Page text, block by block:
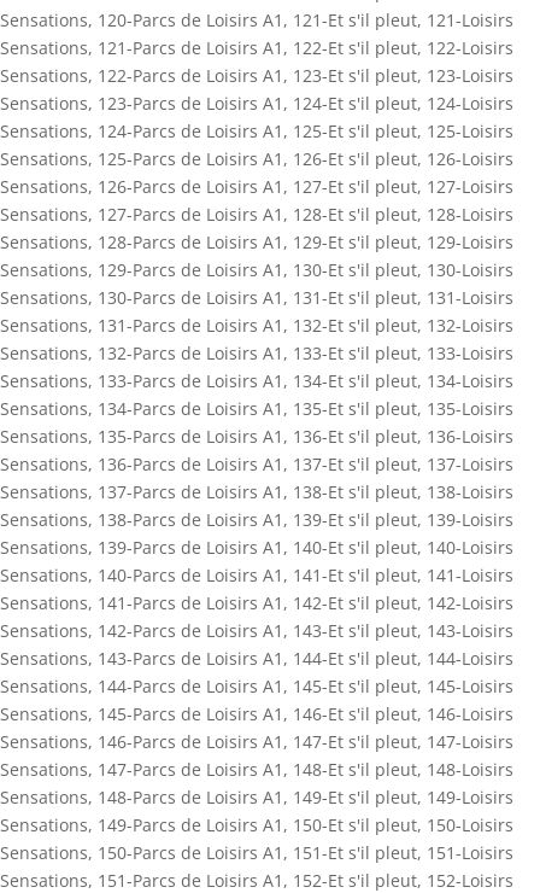
Sensations, 120-Parcs de Loisirs A1 , 121-Et s'il pleut, 121-Loisirs
Sensations, 121-Parcs de Loisirs A1 , 122-Et s'il pleut, 122-Loisirs
Sensations, 122-Parcs de Loisirs A1 , 123-Et s'il pleut, 123-Loisirs
Sensations, 123-Parcs de Loisirs A1 , 124-Et s'il pleut, 124-Loisirs
Sensations, 124-Parcs de Loisirs A1 , 125-Et s'il pleut, 125-Loisirs
Sensations, 125-Parcs de Loisirs A1 , 126-Et s'il pleut, 126-Loisirs
Sensations, 126-Parcs de Loisirs A1 , 127-Et s'il pleut, 127-Loisirs
Sensations, 127-Parcs de Loisirs A1 , 128-Et s'il pleut, 128-Loisirs
Sensations, 128-Parcs de Loisirs A1 , 129-Et s'il pleut, 129-Loisirs
Sensations, 129-Parcs de Loisirs A1 , 130-Et s'il pleut, 130-Loisirs
Sensations, 130-Parcs de Loisirs A1 , 131-Et s'il pleut, 131-Loisirs
Sensations, 131-Parcs de Loisirs A1 , 132-Et s'il pleut, 132-Loisirs
Sensations, 132-Parcs de Loisirs A1 , 133-Et s'il pleut, 133-Loisirs
Sensations, 133-Parcs de Loisirs A1 , 134-Et s'il pleut, 134-Loisirs
Sensations, 134-Parcs de Loisirs A1 , 135-Et s'il pleut, 135-Loisirs
Sensations, 135-Parcs de Loisirs A1 , 136-Et s'il pleut, 136-Loisirs
Sensations, 136-Parcs de Loisirs A1 , 137-Et s'il pleut, 137-Loisirs
Sensations, 137-Parcs de Loisirs A1 , 138-Et s'il pleut, 138-Loisirs
Sensations, 138-Parcs de Loisirs A1 , 139-Et s'il pleut, 139-Loisirs
Sensations, 139-Parcs de Loisirs A1 , 140-Et s'il pleut, 140-Loisirs
Sensations, 140-Parcs de Loisirs A1 , 141-Et s'il pleut, 141-Loisirs
Sensations, 141-Parcs de Loisirs A1 , 142-Et s'il pleut, 142-Loisirs
Sensations, 142-Parcs de Loisirs A1 , 143-Et s'il pleut, 143-Loisirs
Sensations, 143-Parcs de Loisirs A1 , 144-Et s'il pleut, 144-Loisirs
Sensations, 144-Parcs de Loisirs A1 , 145-Et s'il pleut, 145-Loisirs
Sensations, 145-Parcs de Loisirs A1 , 146-Et s'il pleut, 146-Loisirs
Sensations, 146-Parcs de Loisirs A1 , 147-Et s'il pleut, 147-Loisirs
Sensations, 147-Parcs de Loisirs A1 , 148-Et s'il pleut, 148-Loisirs
Sensations, 148-Parcs de Loisirs A1 , 149-Et s'il pleut, 149-Loisirs
Sensations, 149-Parcs de Loisirs A1 , 150-Et s'il pleut, 150-Loisirs
Sensations, 150-Parcs de Loisirs A1 , 151-Et s'il pleut, 151-Loisirs
Sensations, 151-Parcs de Loisirs A1 , 152-Et s'il pleut, 152-Loisirs